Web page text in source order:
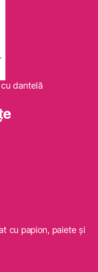
dantelă
cu papion, paiete şi